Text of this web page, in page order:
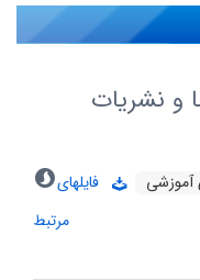
و نشریات
آموزشى
فایلهای
مرتبط